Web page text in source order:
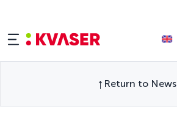
Return to News